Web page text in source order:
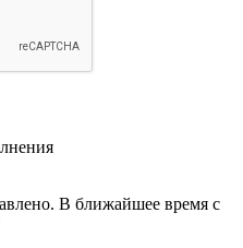
В ближайшее время с